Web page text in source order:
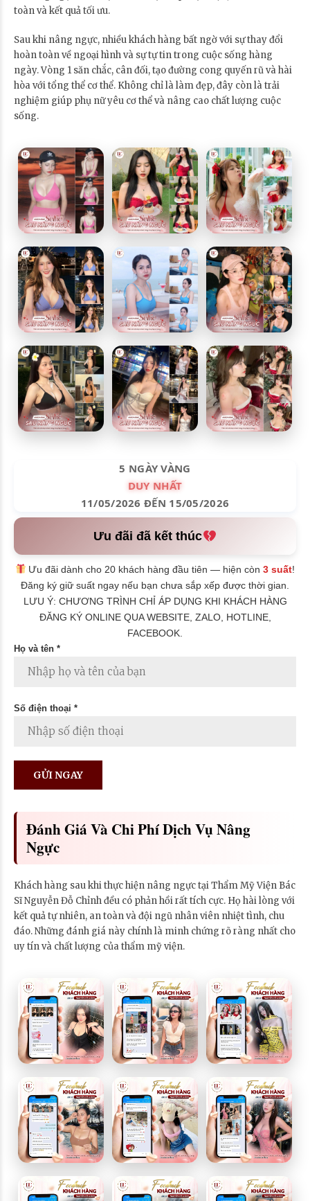
toàn và kết quả tối ưu.
Sau khi nâng ngực, nhiều khách hàng bất ngờ với sự thay đổi
hoàn toàn về ngoại hình và sự tự tin trong cuộc sống hàng
ngày. Vòng 1 săn chắc, cân đối, tạo đường cong quyến rũ và hài
hòa với tổng thể cơ thể. Không chỉ là làm đẹp, đây còn là trải
nghiệm giúp phụ nữ yêu cơ thể và nâng cao chất lượng cuộc
sống.
5 NGÀY VÀNG
DUY NHẤT
11/05/2026 ĐẾN 15/05/2026
Ưu đãi đã kết thúc
Ưu đãi dành cho 20 khách hàng đầu tiên — hiện còn3 suất!
Đăng ký giữ suất ngay nếu bạn chưa sắp xếp được thời gian.
LƯU Ý: CHƯƠNG TRÌNH CHỈ ÁP DỤNG KHI KHÁCH HÀNG
ĐĂNG KÝ ONLINE QUA WEBSITE, ZALO, HOTLINE,
FACEBOOK.
Họ và tên *
Số điện thoại *
Đánh Giá Và Chi Phí Dịch Vụ Nâng
Ngực
Khách hàng sau khi thực hiện nâng ngực tại Thẩm Mỹ Viện Bác
Sĩ Nguyễn Đỗ Chỉnh đều có phản hồi rất tích cực. Họ hài lòng với
kết quả tự nhiên, an toàn và đội ngũ nhân viên nhiệt tình, chu
đáo. Những đánh giá này chính là minh chứng rõ ràng nhất cho
uy tín và chất lượng của thẩm mỹ viện.